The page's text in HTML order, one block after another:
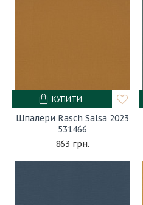
Шпалери Rasch Salsa 2023
531466
863 грн.
КУПИТИ